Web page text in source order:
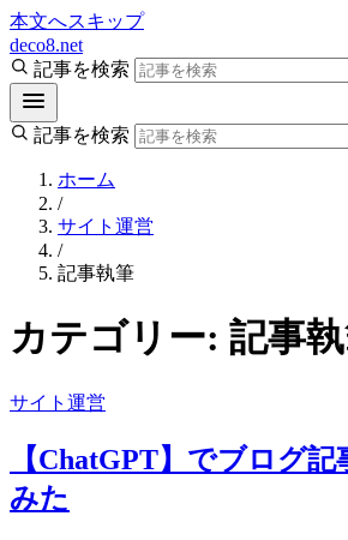
本文へスキップ
deco8.net
記事を検索
記事を検索
ホーム
/
サイト運営
/
記事執筆
カテゴリー: 記事
サイト運営
【ChatGPT】でブログ
みた